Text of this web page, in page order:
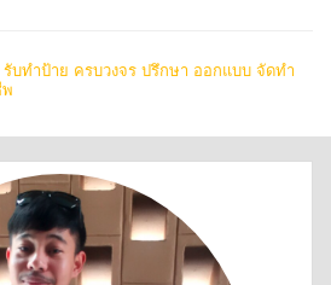
บทำป้าย ครบวงจร ปรึกษา ออกแบบ จัดทำ